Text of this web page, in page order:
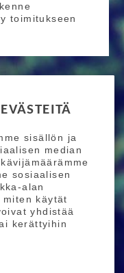
sisällön ja
median
sosiaalisen
alan
käytät
yhdistää
kerättyihin
toimitukseen
uusimmat edut